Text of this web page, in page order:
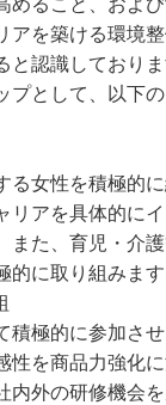
めること、およ
アを築ける環境
と認識しておりま
プとして、以下
る女性を積極的
リアを具体的に
また、育児・介
に取り組みます
積極的に参加さ
性を商品力強化
内外の研修機会